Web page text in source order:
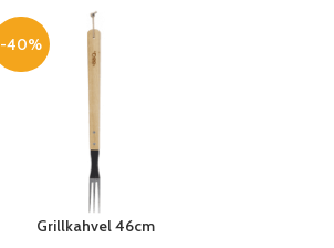
-40%
Grillkahvel 46cm